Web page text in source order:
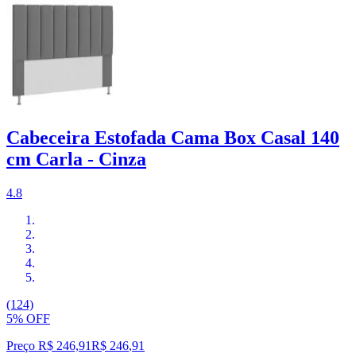
Cabeceira Estofada Cama Box Casal 140
cm Carla - Cinza
4.8
(124)
5% OFF
Preço R$ 246,91R$ 246,91